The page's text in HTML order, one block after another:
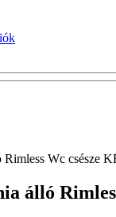
Rimless Wc
álló